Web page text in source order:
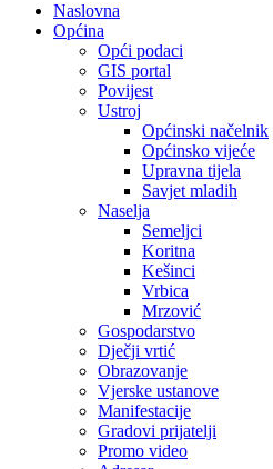
Naslovna
Općina
Opći podaci
GIS portal
Povijest
Ustroj
Općinski načelnik
Općinsko vijeće
Upravna tijela
Savjet mladih
Naselja
Semeljci
Koritna
Kešinci
Vrbica
Mrzović
Gospodarstvo
Dječji vrtić
Obrazovanje
Vjerske ustanove
Manifestacije
Gradovi prijatelji
Promo video